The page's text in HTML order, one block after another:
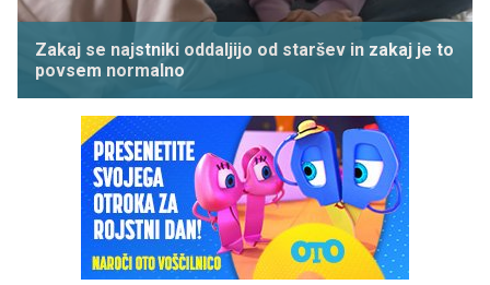
Zakaj se najstniki oddaljijo od staršev in zakaj je to
povsem normalno